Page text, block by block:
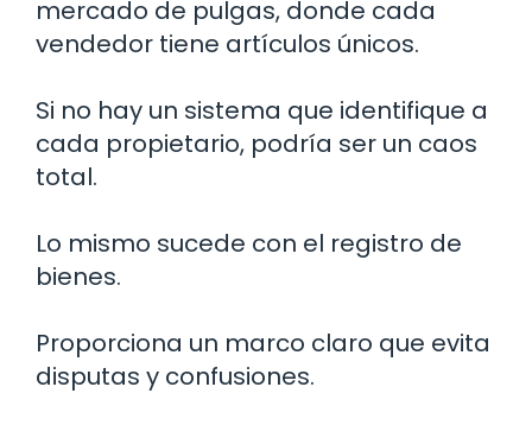
mercado de pulgas, donde cada
vendedor tiene artículos únicos.
Si no hay un sistema que identifique a
cada propietario, podría ser un caos
total.
Lo mismo sucede con el registro de
bienes.
Proporciona un marco claro que evita
disputas y confusiones.